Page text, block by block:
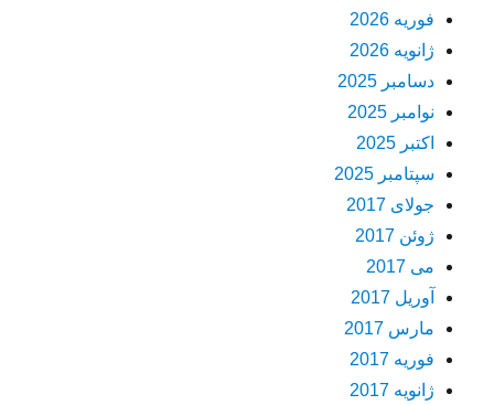
فوریه 2026
ژانویه 2026
دسامبر 2025
نوامبر 2025
اکتبر 2025
سپتامبر 2025
جولای 2017
ژوئن 2017
می 2017
آوریل 2017
مارس 2017
فوریه 2017
ژانویه 2017